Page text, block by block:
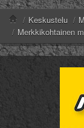
/ Keskustelu /
/ Merkkikohtainen